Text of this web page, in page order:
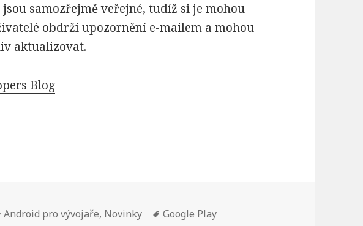
samozřejmě veřejné, tudíž si je mohou
obdrží upozornění e-mailem a mohou
aktualizovat.
Blog
Rubriky:
Android pro vývojaře, Novinky Štítky:
Google Play